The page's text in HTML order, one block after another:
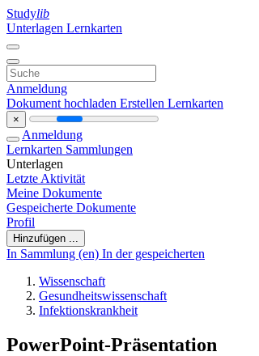
Studylib
Unterlagen Lernkarten
Anmeldung
Dokument hochladen Erstellen Lernkarten
×
Anmeldung
Lernkarten Sammlungen
Unterlagen
Letzte Aktivität
Meine Dokumente
Gespeicherte Dokumente
Profil
Hinzufügen ...
In Sammlung (en) In der gespeicherten
Wissenschaft
Gesundheitswissenschaft
Infektionskrankheit
PowerPoint-Präsentation